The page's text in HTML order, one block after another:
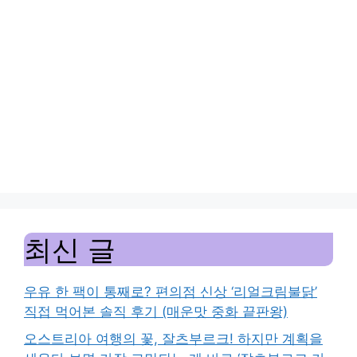
최신 글
우유 한 팩이 통째로? 편의점 신상 ‘리얼크림불닭’
직접 먹어본 솔직 후기 (매운맛 중화 끝판왕)
오스트리아 여행의 꽃, 잘츠부르크! 하지만 계획을